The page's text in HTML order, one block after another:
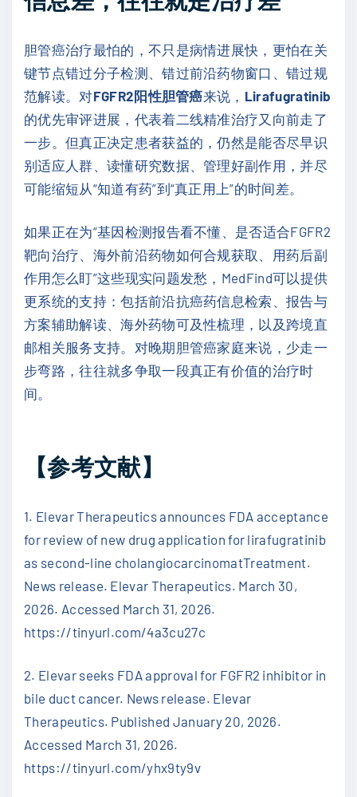
胆管癌治疗最怕的，不只是病情进展快，更怕在关
键节点错过分子检测、错过前沿药物窗口、错过规
范解读。对FGFR2阳性胆管癌来说， Lirafugratinib
的优先审评进展，代表着二线精准治疗又向前走了
一步。但真正决定患者获益的，仍然是能否尽早识
别适应人群、读懂研究数据、管理好副作用，并尽
可能缩短从“知道有药”到“真正用上”的时间差。
如果正在为“基因检测报告看不懂、是否适合FGFR2
靶向治疗、海外前沿药物如何合规获取、用药后副
作用怎么盯”这些现实问题发愁，MedFind可以提供
更系统的支持：包括前沿抗癌药信息检索、报告与
方案辅助解读、海外药物可及性梳理，以及跨境直
邮相关服务支持。对晚期胆管癌家庭来说，少走一
步弯路，往往就多争取一段真正有价值的治疗时
间。
【参考文献】
1. Elevar Therapeutics announces FDA acceptance
for review of new drug application for lirafugratinib
as second-line cholangiocarcinomatTreatment.
News release. Elevar Therapeutics. March 30,
2026. Accessed March 31, 2026.
https://tinyurl.com/4a3cu27c
2. Elevar seeks FDA approval for FGFR2 inhibitor in
bile duct cancer. News release. Elevar
Therapeutics. Published January 20, 2026.
Accessed March 31, 2026.
https://tinyurl.com/yhx9ty9v